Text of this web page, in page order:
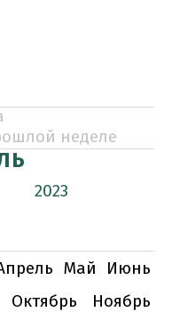
неделе
2023
Май
Июнь
Октябрь
Ноябрь